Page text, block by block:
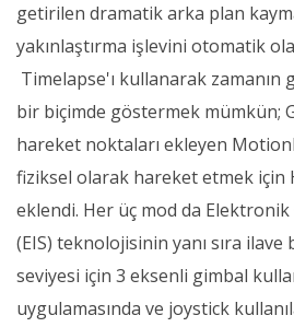
getirilen dramatik arka plan
yakınlaştırma işlevini otomatik
Timelapse'ı kullanarak zamanın
bir biçimde göstermek mümkün;
hareket noktaları ekleyen
fiziksel olarak hareket etmek için
eklendi. Her üç mod da
(EIS) teknolojisinin yanı sıra
seviyesi için 3 eksenli gimbal
uygulamasında ve joystick